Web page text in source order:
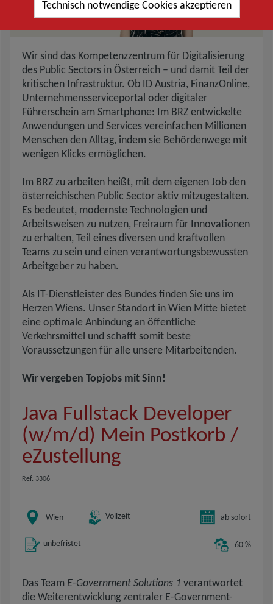
Beschreibung des BRZ
Wir sind das Kompetenzzentrum für Digitalisierung
des Public Sectors in Österreich – und damit Teil der
kritischen Infrastruktur. Ob ID Austria, FinanzOnline,
Unternehmensserviceportal oder digitaler
Führerschein am Smartphone: Im BRZ entwickelte
Anwendungen und Services vereinfachen Millionen
Menschen den Alltag, indem sie Behördenwege mit
wenigen Klicks ermöglichen.
Im BRZ zu arbeiten heißt, mit dem eigenen Job den
österreichischen Public Sector aktiv mitzugestalten.
Es bedeutet, modernste Technologien und
Arbeitsweisen zu nutzen, Freiraum für Innovationen
zu erhalten, Teil eines diversen und kraftvollen
Teams zu sein und einen verantwortungsbewussten
Arbeitgeber zu haben.
Als IT-Dienstleister des Bundes finden Sie uns im
Herzen Wiens. Unser Standort in Wien Mitte bietet
eine optimale Anbindung an öffentliche
Verkehrsmittel und schafft somit beste
Voraussetzungen für alle unsere Mitarbeitenden.
Wir vergeben Topjobs mit Sinn!
Java Fullstack Developer
(w/m/d) Mein Postkorb /
eZustellung
Ref. 3306
Wien Vollzeit ab sofort
unbefristet 60 %
Das Team E-Government Solutions 1 verantwortet
die Weiterentwicklung zentraler E-Government-
Technisch notwendige Cookies akzeptieren